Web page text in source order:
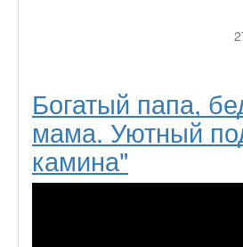
Богатый папа,
мама. Уютный
камина"